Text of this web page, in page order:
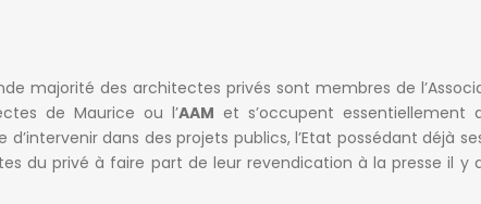
majorité des architectes privés sont membres de
de Maurice ou l’AAM et s’occupent essentiellement
dans des projets publics, l’Etat possédant déjà
du privé à faire part de leur revendication à la presse il y